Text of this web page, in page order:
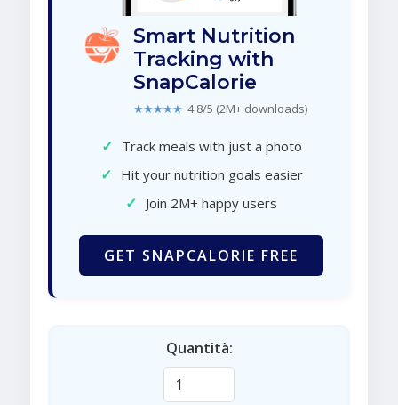
Smart Nutrition
Tracking with
SnapCalorie
★★★★★ 4.8/5 (2M+ downloads)
✓ Track meals with just a photo
✓ Hit your nutrition goals easier
✓ Join 2M+ happy users
GET SNAPCALORIE FREE
Quantità: